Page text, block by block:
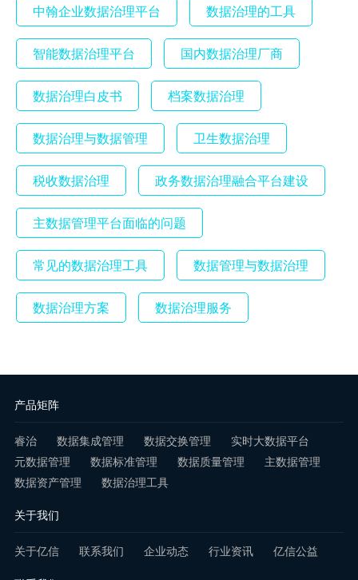
中翰企业数据治理平台 数据治理的工具
智能数据治理平台 国内数据治理厂商
数据治理白皮书 档案数据治理
数据治理与数据管理 卫生数据治理
税收数据治理 政务数据治理融合平台建设
主数据管理平台面临的问题
常见的数据治理工具 数据管理与数据治理
数据治理方案 数据治理服务
产品矩阵
睿治 数据集成管理 数据交换管理
实时大数据平台
元数据管理
数据标准管理 数据质量管理
主数据管理
数据资产管理
数据治理工具
关于我们
关于亿信 联系我们 企业动态 行业资讯 亿信公益